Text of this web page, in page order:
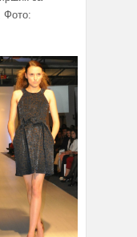
Фото: